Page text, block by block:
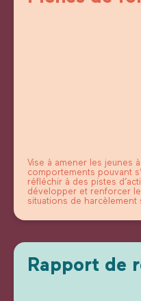
Vise à amener les jeunes
comportements pouvant
réfléchir à des pistes
développer et renforcer
situations de harcèlement
Rapport de